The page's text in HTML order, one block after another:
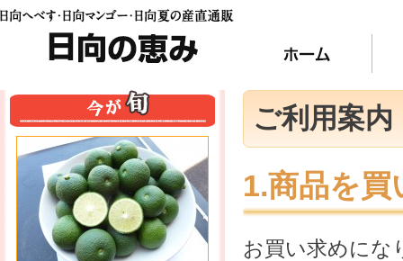
ご利用案内
1.商品を
お買い求めにな
今が旬